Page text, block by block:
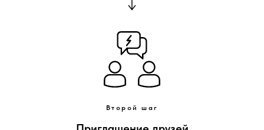
Второй шаг